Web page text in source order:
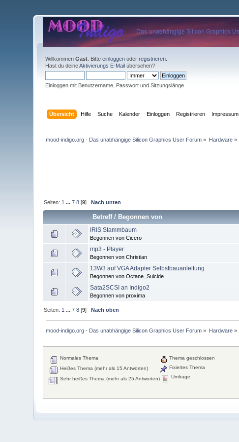
WillkommenGast . Bitteeinloggen oderregistrieren
Hast du deineAktivierungs E-Mail übersehen?
Einloggen mit Benutzername, Passwort und Sitzungslänge
Übersicht Hilfe Suche Kalender Einloggen Registrieren Impressum
mood-indigo.org - Das unabhängige Silicon Graphics User Forum » Hardware»
Seiten: 1 ...7 8 [9]Nach unten
Betreff/Begonnen von
IRIS Stammbaum
Begonnen von Cicero
mp3 - Player
Begonnen von Christian
13W3 auf VGA Adapter Selbstbauanleitung
Begonnen von Octane_Suicide
Sata2SCSI an Indigo2
Begonnen von proxima
Seiten: 1 ...7 8 [9]Nach oben
mood-indigo.org - Das unabhängige Silicon Graphics User Forum » Hardware»
Normales Thema
Heißes Thema (mehr als 15 Antworten)
Sehr heißes Thema (mehr als 25 Antworten)
Thema geschlossen
Fixiertes Thema
Umfrage